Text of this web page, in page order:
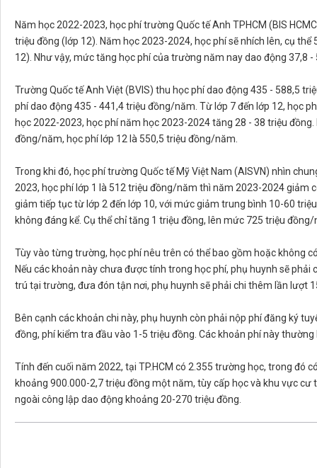
Năm học 2022-2023, học phí trường Quốc tế Anh TPHCM (BIS
triệu đồng (lớp 12). Năm học 2023-2024, học phí sẽ nhích lên, cụ
12). Như vậy, mức tăng học phí của trường năm nay dao động 37,8 -
Trường Quốc tế Anh Việt (BVIS) thu học phí dao động 435 - 588,5
phí dao động 435 - 441,4 triệu đồng/năm. Từ lớp 7 đến lớp 12, học
học 2022-2023, học phí năm học 2023-2024 tăng 28 - 38 triệu
đồng/năm, học phí lớp 12 là 550,5 triệu đồng/năm.
Trong khi đó, học phí trường Quốc tế Mỹ Việt Nam (AISVN) nhìn
2023, học phí lớp 1 là 512 triệu đồng/năm thì năm 2023-2024 giảm
giảm tiếp tục từ lớp 2 đến lớp 10, với mức giảm trung bình 10-60
không đáng kể. Cụ thể chỉ tăng 1 triệu đồng, lên mức 725 triệu
Tùy vào từng trường, học phí nêu trên có thể bao gồm hoặc không
Nếu các khoản này chưa được tính trong học phí, phụ huynh sẽ
trú tại trường, đưa đón tận nơi, phụ huynh sẽ phải chi thêm lần lượt
Bên cạnh các khoản chi này, phụ huynh còn phải nộp phí đăng ký
đồng, phí kiểm tra đầu vào 1-5 triệu đồng. Các khoản phí này
Tính đến cuối năm 2022, tại TP.HCM có 2.355 trường học, trong đó
khoảng 900.000-2,7 triệu đồng một năm, tùy cấp học và khu vực
ngoài công lập dao động khoảng 20-270 triệu đồng.